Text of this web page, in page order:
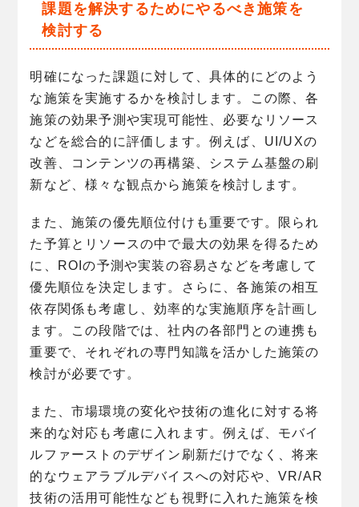
課題を解決するためにやるべき施策を
検討する
明確になった課題に対して、具体的にどのよう
な施策を実施するかを検討します。この際、各
施策の効果予測や実現可能性、必要なリソース
などを総合的に評価します。例えば、UI/UXの
改善、コンテンツの再構築、システム基盤の刷
新など、様々な観点から施策を検討します。
また、施策の優先順位付けも重要です。限られ
た予算とリソースの中で最大の効果を得るため
に、ROIの予測や実装の容易さなどを考慮して
優先順位を決定します。さらに、各施策の相互
依存関係も考慮し、効率的な実施順序を計画し
ます。この段階では、社内の各部門との連携も
重要で、それぞれの専門知識を活かした施策の
検討が必要です。
また、市場環境の変化や技術の進化に対する将
来的な対応も考慮に入れます。例えば、モバイ
ルファーストのデザイン刷新だけでなく、将来
的なウェアラブルデバイスへの対応や、VR/AR
技術の活用可能性なども視野に入れた施策を検